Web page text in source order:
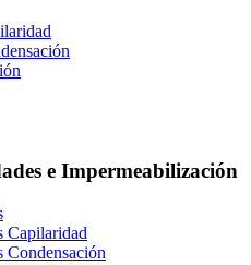
e Impermeabilización
Capilaridad
Condensación